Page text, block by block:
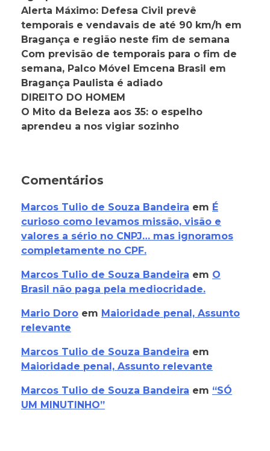
Alerta Máximo: Defesa Civil prevê
temporais e vendavais de até 90 km/h em
Bragança e região neste fim de semana
Com previsão de temporais para o fim de
semana, Palco Móvel Emcena Brasil em
Bragança Paulista é adiado
DIREITO DO HOMEM
O Mito da Beleza aos 35: o espelho
aprendeu a nos vigiar sozinho
Comentários
Marcos Tulio de Souza Bandeira em É
curioso como levamos missão, visão e
valores a sério no CNPJ… mas ignoramos
completamente no CPF.
Marcos Tulio de Souza Bandeira em O
Brasil não paga pela mediocridade.
Mario Doro em Maioridade penal, Assunto
relevante
Marcos Tulio de Souza Bandeira em
Maioridade penal, Assunto relevante
Marcos Tulio de Souza Bandeira em “SÓ
UM MINUTINHO”